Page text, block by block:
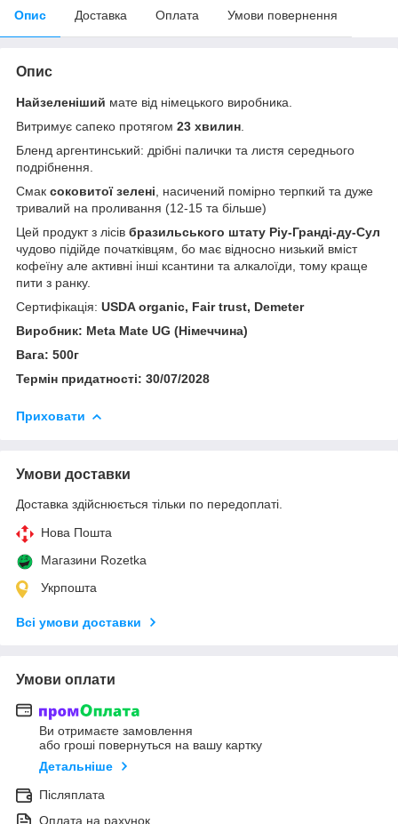
Опис Доставка Оплата Умови повернення
Опис
Найзеленіший мате від німецького виробника.
Витримує сапеко протягом 23 хвилин
Бленд аргентинський: дрібні палички та листя середнього
подрібнення.
Смак соковитої зелені , насичений помірно терпкий та дуже
тривалий на проливання (12-15 та більше)
Цей продукт з лісів бразильського штату Ріу-Гранді-ду-Сул
чудово підійде початківцям, бо має відносно низький вміст
кофеїну але активні інші ксантини та алкалоїди, тому краще
пити з ранку.
Сертифікація: USDA organic, Fair trust, Demeter
Виробник: Meta Mate UG (Німеччина)
Вага: 500г
Термін придатності: 30/07/2028
Приховати
Умови доставки
Доставка здійснюється тільки по передоплаті.
Нова Пошта
Магазини Rozetka
Укрпошта
Всі умови доставки
Умови оплати
Ви отримаєте замовлення
або гроші повернуться на вашу картку
Детальніше
Післяплата
Оплата на рахунок